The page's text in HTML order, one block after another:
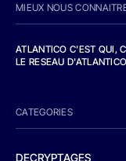
MIEUX NOUS
ATLANTICO C'EST QUI,
LE RESEAU D'ATLANTICO
CATEGORIES
DECRYPTAGES